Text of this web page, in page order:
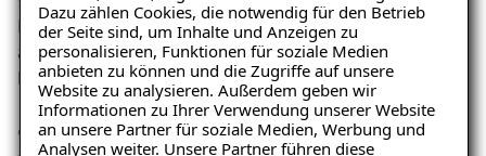
Dazu zählen Cookies, die notwendig für den Betrieb
der Seite sind, um Inhalte und Anzeigen zu
personalisieren, Funktionen für soziale Medien
anbieten zu können und die Zugriffe auf unsere
Website zu analysieren. Außerdem geben wir
Informationen zu Ihrer Verwendung unserer Website
an unsere Partner für soziale Medien, Werbung und
Analysen weiter. Unsere Partner führen diese
Bei den Dokumenttiteln fehlt eine immer gleiche,
allgemeine Bezeichnung des Webauftritts.
Die Bezeichnung ""11 ISOTEC 2" ist irreführend
9.2.4.7. Aktuelle Position des Fokus deutlich